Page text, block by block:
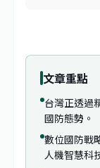
文章重點
台灣正透過
國防態勢。
數位國防戰
人機智慧科